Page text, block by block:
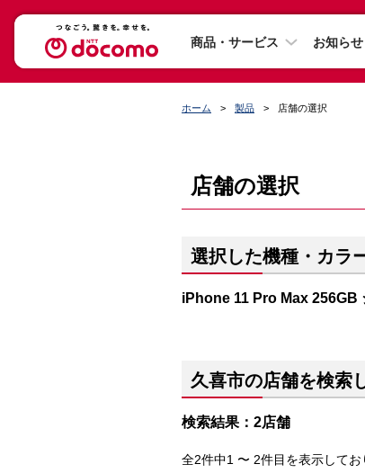
商品・サービス お知らせ
ホーム 製品 店舗の選択
店舗の選択
選択した機種・カラ
iPhone 11 Pro Max 256GB
久喜市の店舗を検索
検索結果：2店舗
全2件中1 〜 2件目を表示して